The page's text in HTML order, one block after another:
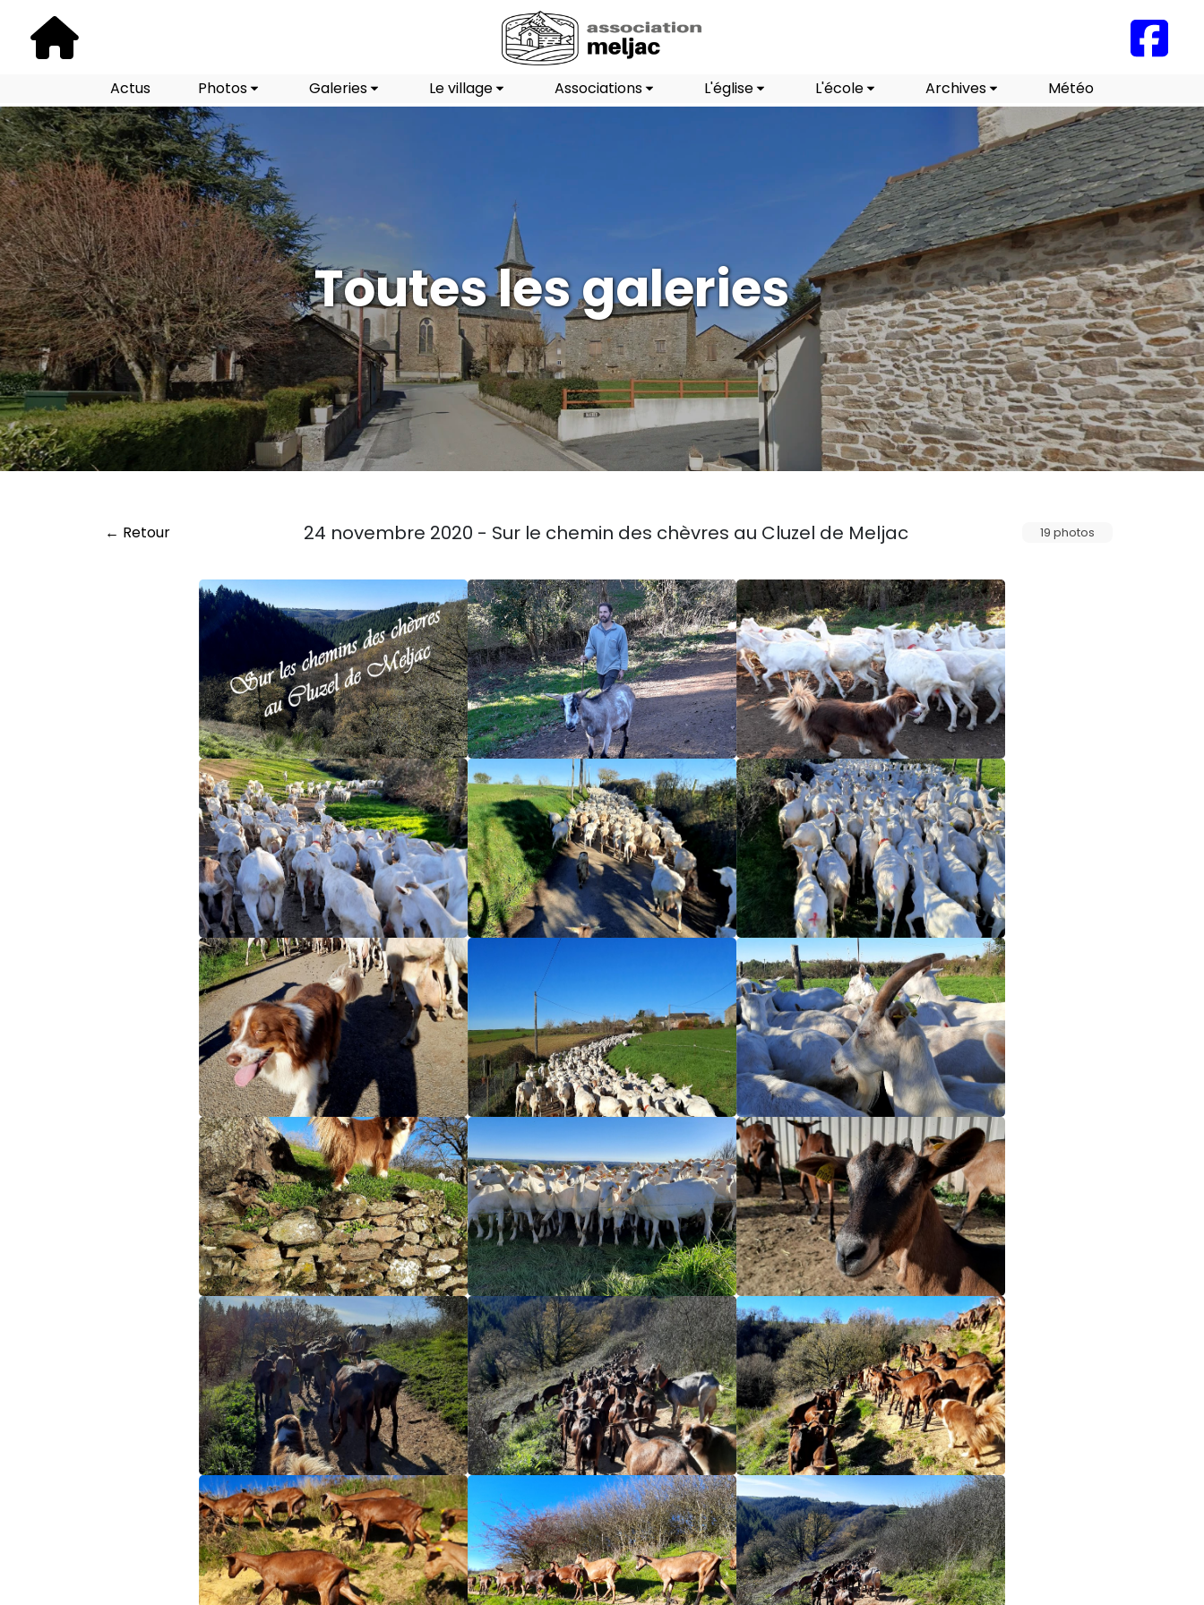
Actus Photos Galeries Le village Associations L'église L'école Archives Météo
Toutes les galeries
← Retour 24 novembre 2020 - Sur le chemin des chèvres au Cluzel de Meljac 19 photos